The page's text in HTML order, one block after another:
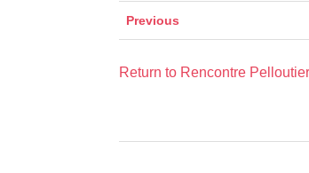
Previous
Return to Rencontre